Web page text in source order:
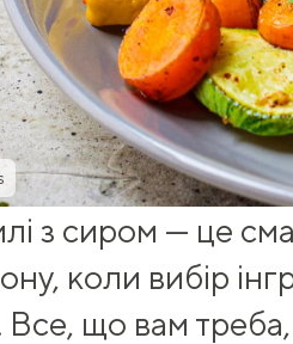
з сиром — це
коли вибір
Все, що вам